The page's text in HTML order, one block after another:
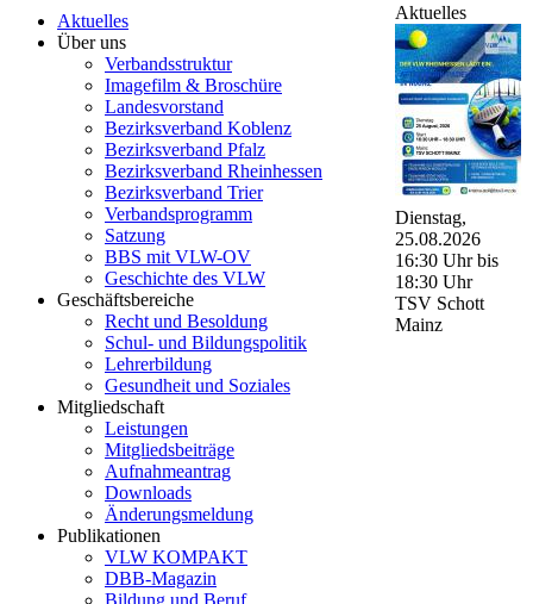
Aktuelles
Über uns
Verbandsstruktur
Imagefilm & Broschüre
Landesvorstand
Bezirksverband Koblenz
Bezirksverband Pfalz
Bezirksverband Rheinhessen
Bezirksverband Trier
Verbandsprogramm
Satzung
BBS mit VLW-OV
Geschichte des VLW
Geschäftsbereiche
Recht und Besoldung
Schul- und Bildungspolitik
Lehrerbildung
Gesundheit und Soziales
Mitgliedschaft
Leistungen
Mitgliedsbeiträge
Aufnahmeantrag
Downloads
Änderungsmeldung
Publikationen
VLW KOMPAKT
DBB-Magazin
Bildung und Beruf
Aktuelles
Dienstag,
25.08.2026
16:30 Uhr bis
18:30 Uhr
TSV Schott
Mainz